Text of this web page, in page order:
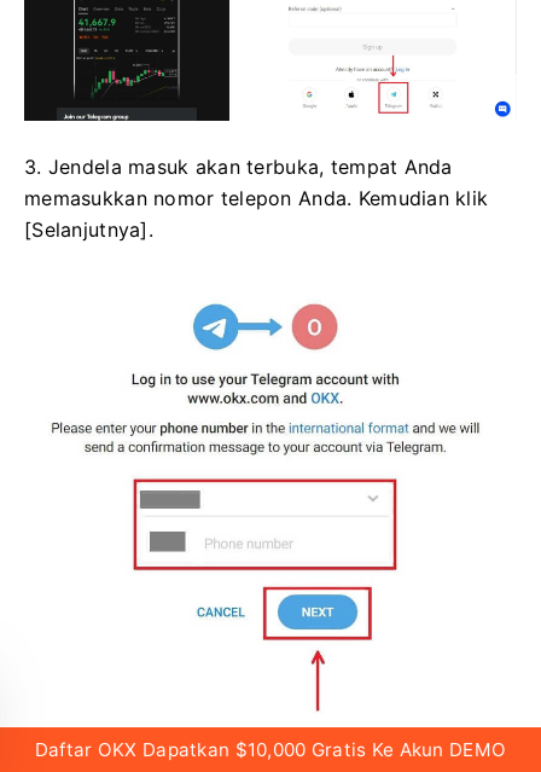
3. Jendela masuk akan terbuka, tempat Anda
memasukkan nomor telepon Anda. Kemudian klik
[Selanjutnya].
Daftar OKX Dapatkan $10,000 Gratis Ke Akun DEMO